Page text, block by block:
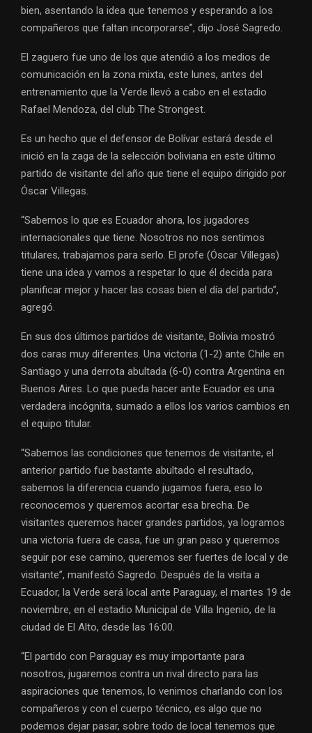
bien, asentando la idea que tenemos y esperando a los
compañeros que faltan incorporarse”, dijo José Sagredo.
El zaguero fue uno de los que atendió a los medios de
comunicación en la zona mixta, este lunes, antes del
entrenamiento que la Verde llevó a cabo en el estadio
Rafael Mendoza, del club The Strongest.
Es un hecho que el defensor de Bolívar estará desde el
inició en la zaga de la selección boliviana en este último
partido de visitante del año que tiene el equipo dirigido por
Óscar Villegas.
“Sabemos lo que es Ecuador ahora, los jugadores
internacionales que tiene. Nosotros no nos sentimos
titulares, trabajamos para serlo. El profe (Óscar Villegas)
tiene una idea y vamos a respetar lo que él decida para
planificar mejor y hacer las cosas bien el día del partido”,
agregó.
En sus dos últimos partidos de visitante, Bolivia mostró
dos caras muy diferentes. Una victoria (1-2) ante Chile en
Santiago y una derrota abultada (6-0) contra Argentina en
Buenos Aires. Lo que pueda hacer ante Ecuador es una
verdadera incógnita, sumado a ellos los varios cambios en
el equipo titular.
“Sabemos las condiciones que tenemos de visitante, el
anterior partido fue bastante abultado el resultado,
sabemos la diferencia cuando jugamos fuera, eso lo
reconocemos y queremos acortar esa brecha. De
visitantes queremos hacer grandes partidos, ya logramos
una victoria fuera de casa, fue un gran paso y queremos
seguir por ese camino, queremos ser fuertes de local y de
visitante”, manifestó Sagredo. Después de la visita a
Ecuador, la Verde será local ante Paraguay, el martes 19 de
noviembre, en el estadio Municipal de Villa Ingenio, de la
ciudad de El Alto, desde las 16:00.
“El partido con Paraguay es muy importante para
nosotros, jugaremos contra un rival directo para las
aspiraciones que tenemos, lo venimos charlando con los
compañeros y con el cuerpo técnico, es algo que no
podemos dejar pasar, sobre todo de local tenemos que